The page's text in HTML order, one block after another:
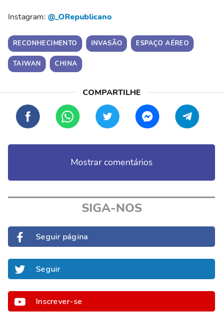
Instagram: @_ORepublicano
RECONHECIMENTO INVASÃO ESPAÇO AÉREO
TAIWAN CHINA
Mostrar comentários
SIGA-NOS
Seguir página
Seguir
Inscrever-se